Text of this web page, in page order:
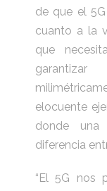
de que el
cuanto a la
que
elocuente
donde
diferencia
“El 5G nos